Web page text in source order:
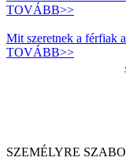
TOVÁBB>>
Mit szeretnek a férfiak
TOVÁBB>>
SZEMÉLYRE